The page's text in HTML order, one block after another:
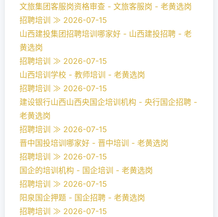
文旅集团客服岗资格审查 - 文旅客服岗 - 老黄选岗
招聘培训 ≫ 2026-07-15
山西建投集团招聘培训哪家好 - 山西建投招聘 - 老
黄选岗
招聘培训 ≫ 2026-07-15
山西培训学校 - 教师培训 - 老黄选岗
招聘培训 ≫ 2026-07-15
建设银行山西山西央国企培训机构 - 央行国企招聘 -
老黄选岗
招聘培训 ≫ 2026-07-15
晋中国投培训哪家好 - 晋中培训 - 老黄选岗
招聘培训 ≫ 2026-07-15
国企的培训机构 - 国企培训 - 老黄选岗
招聘培训 ≫ 2026-07-15
阳泉国企押题 - 国企招聘 - 老黄选岗
招聘培训 ≫ 2026-07-15